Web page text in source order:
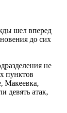
шел вперед
до сих
не
пунктов
Макеевка,
девять атак,